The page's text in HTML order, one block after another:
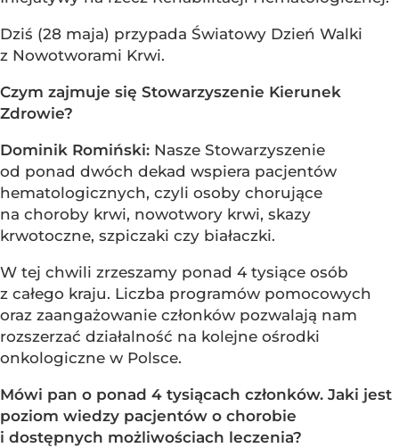
Dziś (28 maja) przypada Światowy Dzień Walki
z Nowotworami Krwi.
Czym zajmuje się Stowarzyszenie Kierunek
Zdrowie?
Dominik Romiński: Nasze Stowarzyszenie
od ponad dwóch dekad wspiera pacjentów
hematologicznych, czyli osoby chorujące
na choroby krwi, nowotwory krwi, skazy
krwotoczne, szpiczaki czy białaczki.
W tej chwili zrzeszamy ponad 4 tysiące osób
z całego kraju. Liczba programów pomocowych
oraz zaangażowanie członków pozwalają nam
rozszerzać działalność na kolejne ośrodki
onkologiczne w Polsce.
Mówi pan o ponad 4 tysiącach członków. Jaki jest
poziom wiedzy pacjentów o chorobie
i dostępnych możliwościach leczenia?